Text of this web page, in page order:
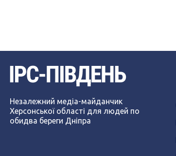
Незалежний медіа-майданчик
Херсонської області для людей по
обидва береги Дніпра